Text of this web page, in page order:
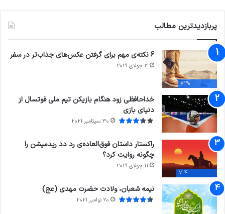
پربازدیدترین مطالب
71%
6 نکته‌ی مهم برای گرفتن عکس‌های جذاب‌تر در سفر
3 جولای 2021
خداحافظی زود هنگام بازیکن تیم ملی فوتسال از
دنیای بازی
30 سپتامبر 2021
7.4
راکستار داستان فوق‌العاده‌ی رد دد ریدمپشن را
چگونه روایت کرد؟
11 جولای 2021
نیمه شعبان، ولادت حضرت مهدی (عج)
20 نوامبر 2021